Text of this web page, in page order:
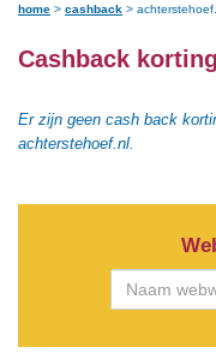
home > cashback >
Cashback
Er zijn geen cash back
achterstehoef.nl.